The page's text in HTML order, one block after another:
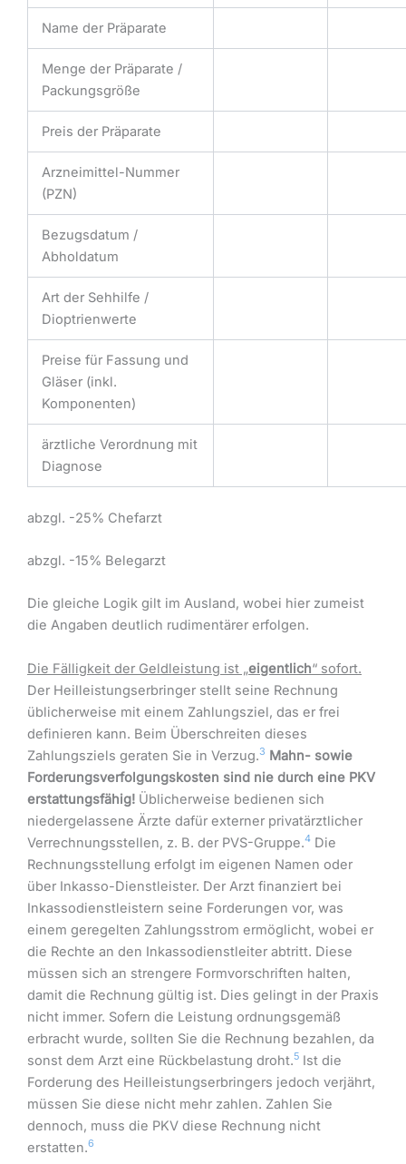
Name der Präparate
Menge der Präparate /
Packungsgröße
Preis der Präparate
Arzneimittel-Nummer
(PZN)
Bezugsdatum /
Abholdatum
Art der Sehhilfe /
Dioptrienwerte
Preise für Fassung und
Gläser (inkl.
Komponenten)
ärztliche Verordnung mit
Diagnose
abzgl. -25% Chefarzt
abzgl. -15% Belegarzt
Die gleiche Logik gilt im Ausland, wobei hier zumeist
die Angaben deutlich rudimentärer erfolgen.
Die Fälligkeit der Geldleistung ist „eigentlich“ sofort.
Der Heilleistungserbringer stellt seine Rechnung
üblicherweise mit einem Zahlungsziel, das er frei
definieren kann. Beim Überschreiten dieses
Zahlungsziels geraten Sie in Verzug.3 Mahn- sowie
Forderungsverfolgungskosten sind nie durch eine PKV
erstattungsfähig! Üblicherweise bedienen sich
niedergelassene Ärzte dafür externer privatärztlicher
Verrechnungsstellen, z. B. der PVS-Gruppe.4 Die
Rechnungsstellung erfolgt im eigenen Namen oder
über Inkasso-Dienstleister. Der Arzt finanziert bei
Inkassodienstleistern seine Forderungen vor, was
einem geregelten Zahlungsstrom ermöglicht, wobei er
die Rechte an den Inkassodienstleiter abtritt. Diese
müssen sich an strengere Formvorschriften halten,
damit die Rechnung gültig ist. Dies gelingt in der Praxis
nicht immer. Sofern die Leistung ordnungsgemäß
erbracht wurde, sollten Sie die Rechnung bezahlen, da
sonst dem Arzt eine Rückbelastung droht.5 Ist die
Forderung des Heilleistungserbringers jedoch verjährt,
müssen Sie diese nicht mehr zahlen. Zahlen Sie
dennoch, muss die PKV diese Rechnung nicht
erstatten.6